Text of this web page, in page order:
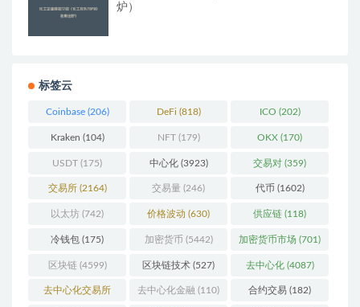
炉）
标签云
Coinbase(206) DeFi (818) ICO (202)
Kraken (104) NFT(179) OKX (170)
USDT (175) 中心化(3923) 交易对 (359)
交易所(2164) 交易量 (246) 代币 (1602)
以太坊 (742) 价格波动 (630) 供应链 (118)
冷钱包 (175) 加密货币 (5442) 加密货币市场 (701)
区块链(4599) 区块链技术 (527) 去中心化(4087)
去中心化交易所 去中心化金融 (110) 合约交易 (182)